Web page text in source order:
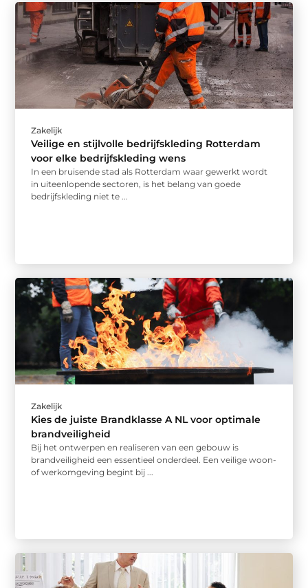
Zakelijk
Veilige en stijlvolle bedrijfskleding Rotterdam
voor elke bedrijfskleding wens
In een bruisende stad als Rotterdam waar gewerkt wordt
in uiteenlopende sectoren, is het belang van goede
bedrijfskleding niet te ...
Zakelijk
Kies de juiste Brandklasse A NL voor optimale
brandveiligheid
Bij het ontwerpen en realiseren van een gebouw is
brandveiligheid een essentieel onderdeel. Een veilige woon-
of werkomgeving begint bij ...